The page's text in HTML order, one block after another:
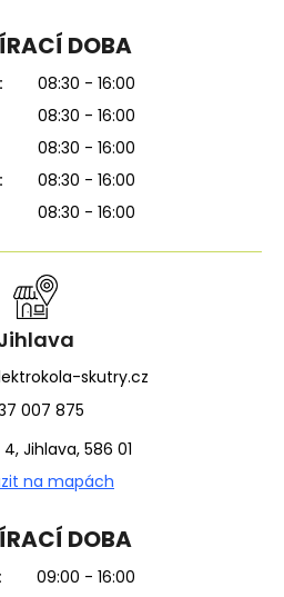
DOBA
08:30 - 16:00
08:30 - 16:00
08:30 - 16:00
08:30 - 16:00
08:30 - 16:00
skutry.cz
007 875
Jihlava, 586 01
na mapách
DOBA
09:00 - 16:00